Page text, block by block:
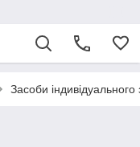
Засоби індивідуального